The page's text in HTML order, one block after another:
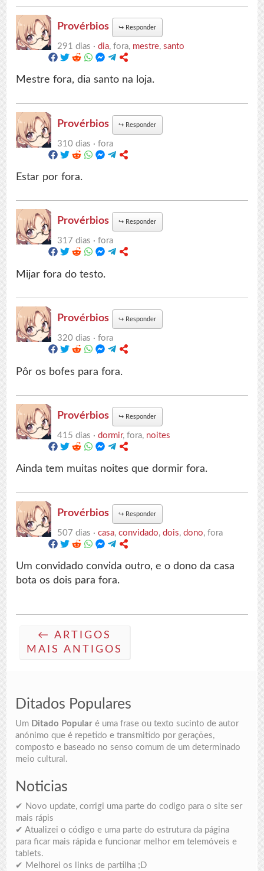
Provérbios ↪ Responder
291 dias ·dia, fora, mestre,santo
Mestre fora, dia santo na loja.
Provérbios ↪ Responder
310 dias ·fora
Estar por fora.
Provérbios ↪ Responder
317 dias ·fora
Mijar fora do testo.
Provérbios ↪ Responder
320 dias ·fora
Pôr os bofes para fora.
Provérbios ↪ Responder
415 dias ·dormir, fora, noites
Ainda tem muitas noites que dormir fora.
Provérbios ↪ Responder
507 dias ·casa,convidado,dois,dono, fora
Um convidado convida outro, e o dono da casa
bota os dois para fora.
← ARTIGOS
MAIS ANTIGOS
Ditados Populares
Um Ditado Popular é uma frase ou texto sucinto de autor
anónimo que é repetido e transmitido por gerações,
composto e baseado no senso comum de um determinado
meio cultural.
Noticias
✔ Novo update, corrigi uma parte do codigo para o site ser
mais rápis
✔ Atualizei o código e uma parte do estrutura da página
para ficar mais rápida e funcionar melhor em telemóveis e
tablets.
✔ Melhorei os links de partilha ;D